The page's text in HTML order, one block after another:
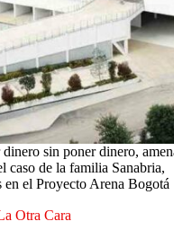
sin poner dinero,
caso de la familia Sanabria,
en el Proyecto Arena Bogotá
Otra Cara